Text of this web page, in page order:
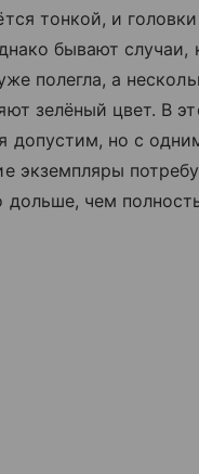
тонкой, и
бывают случаи,
полегла, а
зелёный цвет. В
допустим, но с
экземпляры
дольше, чем